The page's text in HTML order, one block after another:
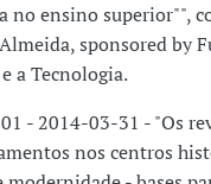
no ensino superior"",
sponsored by
a Tecnologia.
- 2014-03-31 - "Os
nos centros